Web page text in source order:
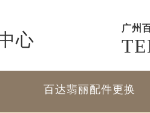
心
广州
百达翡丽配件更换